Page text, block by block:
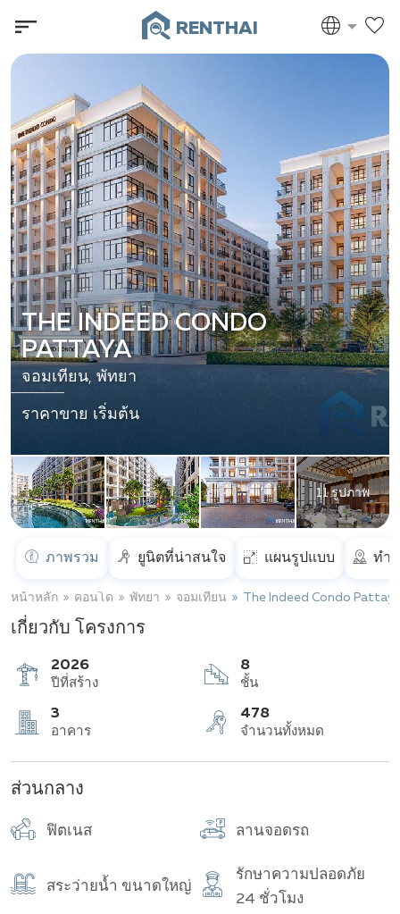
RENTHAI
11 รูปภาพ
THE INDEED CONDO
PATTAYA
จอมเทียน, พัทยา
ราคาขาย เริ่มต้น
ภาพรวม ยูนิตที่น่าสนใจ แผนรูปแบบ ทำเ
หน้าหลัก คอนโด พัทยา จอมเทียน The Indeed Condo
เกี่ยวกับ โครงการ
2026
ปีที่สร้าง
8
ชั้น
3
ส่วนกลาง
ฟิตเนส ลานจอดรถ
สระว่ายน้ำ ขนาดใหญ่
รักษาความปลอดภัย
24 ชั่วโมง